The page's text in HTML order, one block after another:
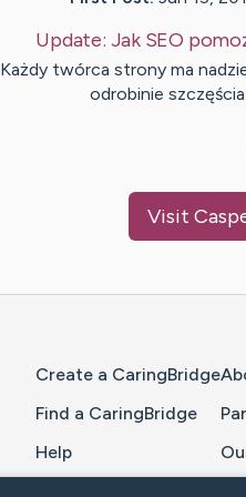
Update: Jak SEO
Każdy twórca strony ma
odrobinie
Visit
Create a CaringBridge
Find a CaringBridge
Help